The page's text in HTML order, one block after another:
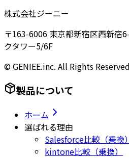
株式会社ジーニー
〒163-6006 東京都新宿区西新宿
クタワー5/6F
© GENIEE.inc. All Rights
製品について
ホーム
選ばれる理由
Salesforce比較（乗換）
kintone比較（乗換）